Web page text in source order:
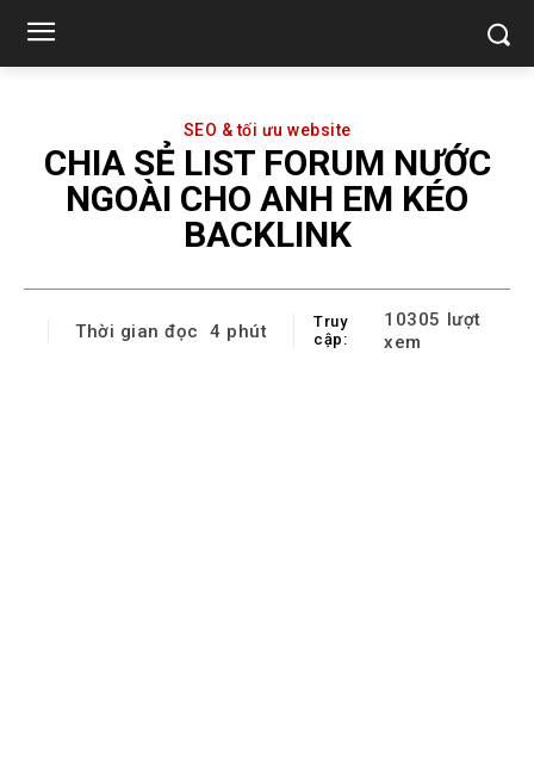
SEO & tối ưu website
CHIA SẺ LIST FORUM NƯỚC
NGOÀI CHO ANH EM KÉO
BACKLINK
Thời gian đọc 4 phút
Truy
cập:
10305 lượt
xem